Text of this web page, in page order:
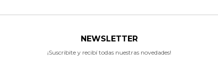
NEWSLETTER
¡Suscribite y recibí todas nuestras novedades!